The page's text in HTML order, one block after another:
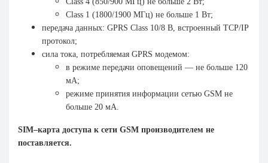
Class 1 (1800/1900 МГц) не больше 1 Вт;
передача данных: GPRS Class 10/8 В, встроенный ТСР/ІР
протокол;
сила тока, потребляемая GPRS модемом:
в режиме передачи оповещений — не больше 120
мА;
режиме принятия информации сетью GSM не
больше 20 мА.
SIM–карта доступа к сети GSM производителем не
поставляется.